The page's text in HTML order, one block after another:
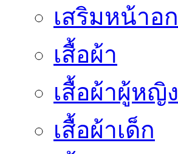
เสริมหน้าอก
เสื้อผ้า
เสื้อผ้าผู้หญิง
เสื้อผ้าเด็ก